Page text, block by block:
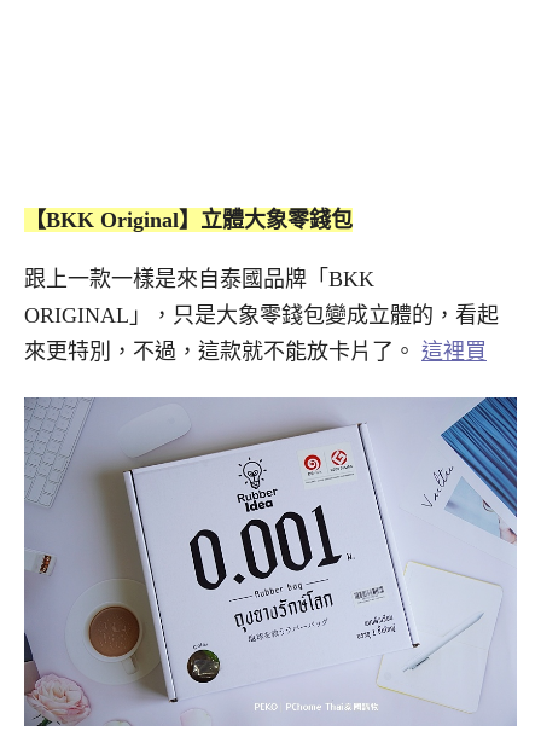
【BKK Original】立體大象零錢包
跟上一款一樣是來自泰國品牌「BKK
ORIGINAL」，只是大象零錢包變成立體的，看起
來更特別，不過，這款就不能放卡片了。 這裡買